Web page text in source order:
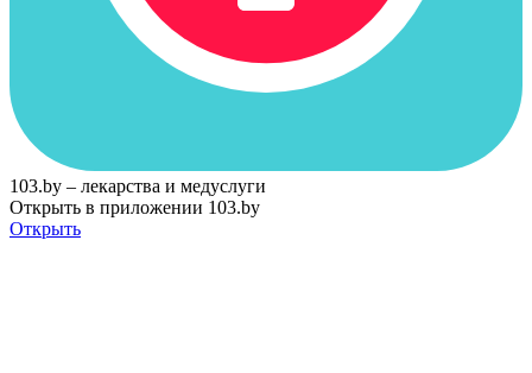
103.by – лекарства и медуслуги
Открыть в приложении 103.by
Открыть